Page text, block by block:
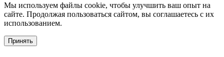
Мы используем файлы cookie, чтобы улучшить ваш опыт на
сайте. Продолжая пользоваться сайтом, вы соглашаетесь с их
использованием.
Принять